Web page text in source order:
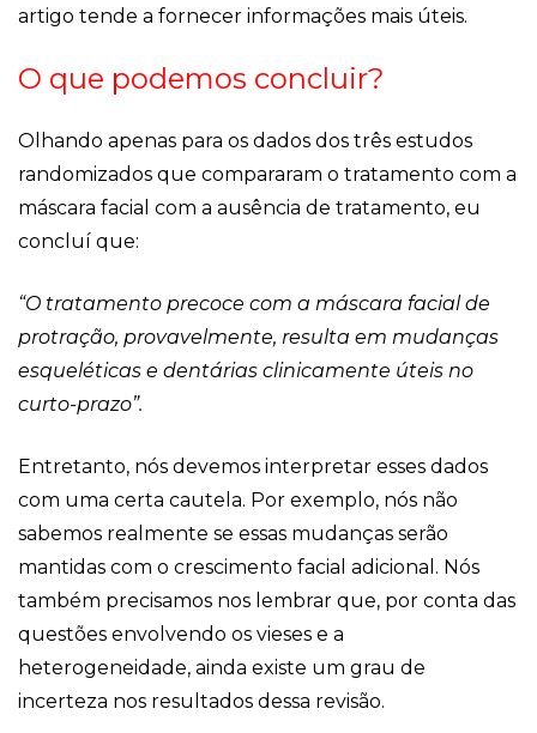
artigo tende a fornecer informações mais úteis.
O que podemos concluir?
Olhando apenas para os dados dos três estudos
randomizados que compararam o tratamento com a
máscara facial com a ausência de tratamento, eu
concluí que:
“O tratamento precoce com a máscara facial de
protração, provavelmente, resulta em mudanças
esqueléticas e dentárias clinicamente úteis no
curto-prazo”.
Entretanto, nós devemos interpretar esses dados
com uma certa cautela. Por exemplo, nós não
sabemos realmente se essas mudanças serão
mantidas com o crescimento facial adicional. Nós
também precisamos nos lembrar que, por conta das
questões envolvendo os vieses e a
heterogeneidade, ainda existe um grau de
incerteza nos resultados dessa revisão.